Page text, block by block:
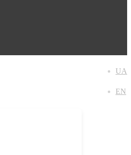
UA
EN